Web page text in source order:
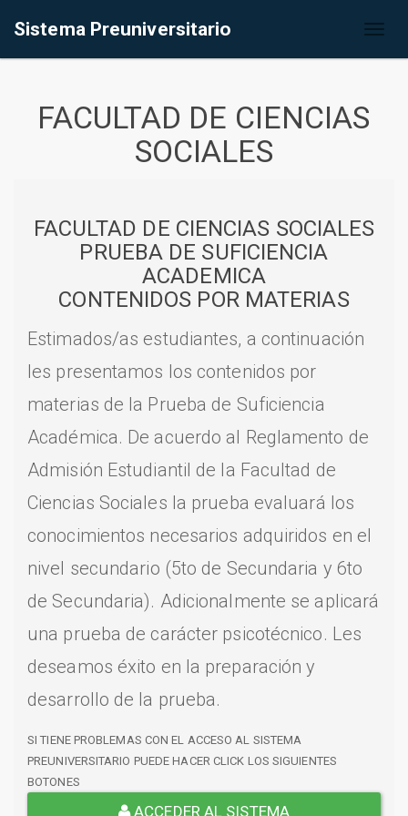
Sistema Preuniversitario
FACULTAD DE CIENCIAS
SOCIALES
FACULTAD DE CIENCIAS SOCIALES
PRUEBA DE SUFICIENCIA
ACADEMICA
CONTENIDOS POR MATERIAS
Estimados/as estudiantes, a continuación
les presentamos los contenidos por
materias de la Prueba de Suficiencia
Académica. De acuerdo al Reglamento de
Admisión Estudiantil de la Facultad de
Ciencias Sociales la prueba evaluará los
conocimientos necesarios adquiridos en el
nivel secundario (5to de Secundaria y 6to
de Secundaria). Adicionalmente se aplicará
una prueba de carácter psicotécnico. Les
deseamos éxito en la preparación y
desarrollo de la prueba.
SI TIENE PROBLEMAS CON EL ACCESO AL SISTEMA
PREUNIVERSITARIO PUEDE HACER CLICK LOS SIGUIENTES
BOTONES
ACCEDER AL SISTEMA